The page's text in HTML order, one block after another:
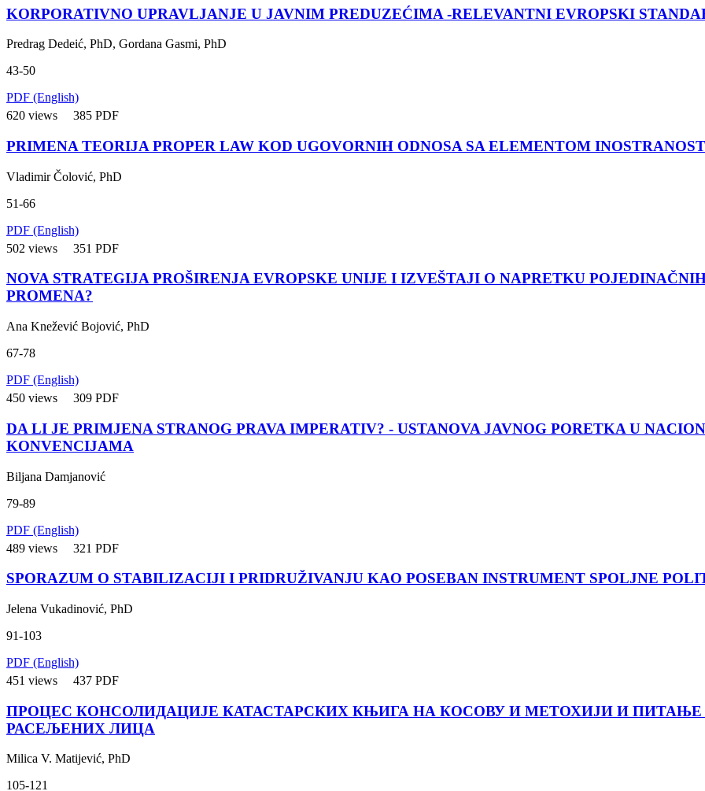
KORPORATIVNO UPRAVLJANJE U JAVNIM PREDUZEĆIMA -RELEVANTNI EVROPSKI
Predrag Dedeić, PhD, Gordana Gasmi, PhD
43-50
PDF (English)
620 views 385 PDF
PRIMENA TEORIJA PROPER LAW KOD UGOVORNIH ODNOSA SA ELEMENTOM
Vladimir Čolović, PhD
51-66
PDF (English)
502 views 351 PDF
NOVA STRATEGIJA PROŠIRENJA EVROPSKE UNIJE I IZVEŠTAJI O NAPRETKU
PROMENA?
Ana Knežević Bojović, PhD
67-78
PDF (English)
450 views 309 PDF
DA LI JE PRIMJENA STRANOG PRAVA IMPERATIV? - USTANOVA JAVNOG PORETKA U
KONVENCIJAMA
Biljana Damjanović
79-89
PDF (English)
489 views 321 PDF
SPORAZUM O STABILIZACIJI I PRIDRUŽIVANJU KAO POSEBAN INSTRUMENT SPOLJNE
Jelena Vukadinović, PhD
91-103
PDF (English)
451 views 437 PDF
ПРОЦЕС КОНСОЛИДАЦИЈЕ КАТАСТАРСКИХ КЊИГА НА КОСОВУ И МЕТОХИЈИ И
РАСЕЉЕНИХ ЛИЦА
Milica V. Matijević, PhD
105-121